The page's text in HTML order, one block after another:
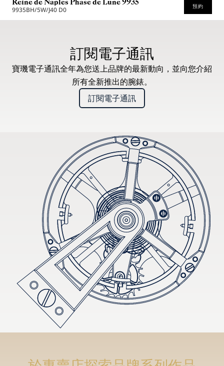
9935BH/5W/J40 D0 預約
訂閱電子通訊
寶璣電子通訊全年為您送上品牌的最新動向，並向您介紹
所有全新推出的腕錶。
訂閱電子通訊